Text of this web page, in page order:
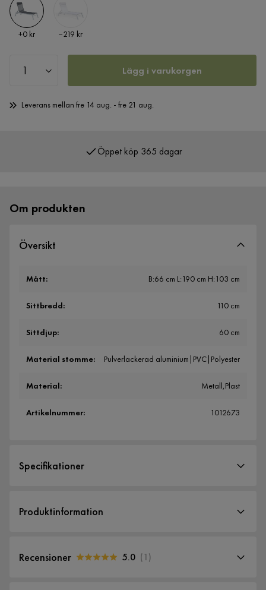
Pris
+0 kr Pris
−219 kr
Lägg i varukorgen
Leverans mellan fre 14 aug. - fre 21 aug.
Över 400 000 nöjda kunder
Om produkten
Översikt
Mått: B:66 cm L:190 cm H:103 cm
Sittbredd: 110 cm
Sittdjup: 60 cm
Material stomme: Pulverlackerad aluminium|PVC|Polyester
Material: Metall,Plast
Artikelnummer: 1012673
Specifikationer
Storlek
Produktinformation
Recensioner 5.0 (1)